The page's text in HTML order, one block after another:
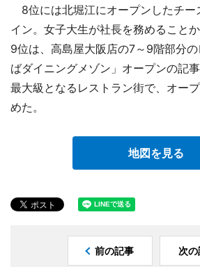
8位には北堀江にオープンしたチー
イン。女子大生が社長を務めること
9位は、高島屋大阪店の7～9階部分
ばダイニングメゾン」オープンの記
最大級となるレストラン街で、オー
めた。
地図を見る
前の記事 次